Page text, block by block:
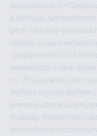
domizbrusa-
a380club.ru
perk-oka.rug-
naruto-x.ru
spayderhed-2022.ru
webamator.ru ma-
nv-750.ru news-plain.ru
dizfiles.ru
planeta-samara.ru
matrasy-kemerovo.ru
dotcustoms.ru